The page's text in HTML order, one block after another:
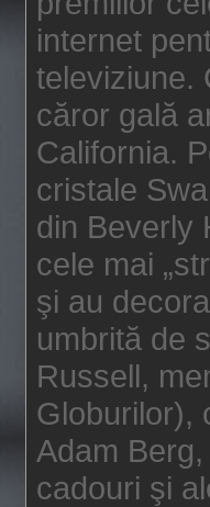
internet
televiziune.
căror gală
California.
cristale
din Beverly
cele mai
şi au
umbrită de
Russell,
Globurilor),
Adam
cadouri şi